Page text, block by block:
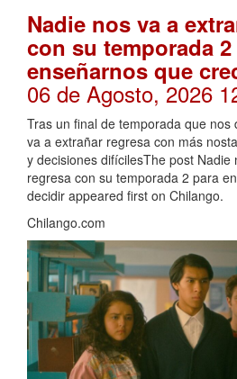
Nadie nos va a
con su temporada 2
enseñarnos que
06 de Agosto, 2026
Tras un final de temporada que nos
va a extrañar regresa con más
y decisiones difícilesThe post Nadie
regresa con su temporada 2 para
decidir appeared first on Chilango.
Chilango.com